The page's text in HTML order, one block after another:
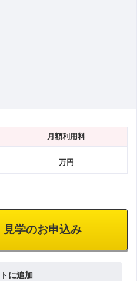
月額利用料
万円
学のお申込み
に追加